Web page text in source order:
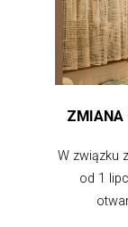
ZMIANA
W związku
od 1